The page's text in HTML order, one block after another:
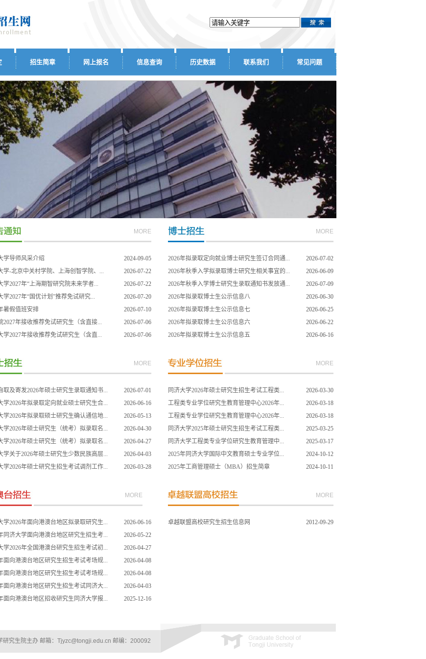
招生简章 网上报名 信息查询 历史数据 联系我们 常见问题
MORE
学导师风采介绍
2024-09-05
学-北京中关村学院、上海创智学院、...
2026-07-22
学2027年“上海期智研究院未来学者...
2026-07-22
学2027年“国优计划”推荐免试研究...
2026-07-20
暑假值班安排
2026-07-10
2027年接收推荐免试研究生（含直接...
2026-07-06
学2027年接收推荐免试研究生（含直...
2026-07-06
MORE
取及寄发2026年硕士研究生录取通知书...
2026-07-01
学2026年拟录取定向就业硕士研究生合...
2026-06-16
学2026年拟录取硕士研究生确认通信地...
2026-05-13
学2026年硕士研究生（统考）拟录取名...
2026-04-30
学2026年硕士研究生（统考）拟录取名...
2026-04-27
学关于2026年硕士研究生少数民族高层...
2026-04-03
学2026年硕士研究生招生考试调剂工作...
2026-03-28
MORE
学2026年面向港澳台地区拟录取研究生...
2026-06-16
同济大学面向港澳台地区研究生招生考...
2026-05-22
学2026年全国港澳台研究生招生考试初...
2026-04-27
面向港澳台地区研究生招生考试考场规...
2026-04-08
面向港澳台地区研究生招生考试考场规...
2026-04-08
面向港澳台地区研究生招生考试同济大...
2026-04-03
面向港澳台地区招收研究生同济大学报...
2025-12-16
MORE
2026年拟录取定向就业博士研究生签订合同通...
2026-07-02
2026年秋季入学拟录取博士研究生相关事宜的...
2026-06-09
2026年秋季入学博士研究生录取通知书发放通...
2026-07-09
2026年拟录取博士生公示信息八
2026-06-30
2026年拟录取博士生公示信息七
2026-06-25
2026年拟录取博士生公示信息六
2026-06-22
2026年拟录取博士生公示信息五
2026-06-16
MORE
同济大学2026年硕士研究生招生考试工程类...
2026-03-30
工程类专业学位研究生教育管理中心2026年...
2026-03-18
工程类专业学位研究生教育管理中心2026年...
2026-03-18
同济大学2025年硕士研究生招生考试工程类...
2025-03-25
同济大学工程类专业学位研究生教育管理中...
2025-03-17
2025年同济大学国际中文教育硕士专业学位...
2024-10-12
2025年工商管理硕士（MBA）招生简章
2024-10-11
MORE
卓越联盟高校研究生招生信息网 2012-09-29
究生院主办 邮箱：Tjyzc@tongji.edu.cn 邮编：200092